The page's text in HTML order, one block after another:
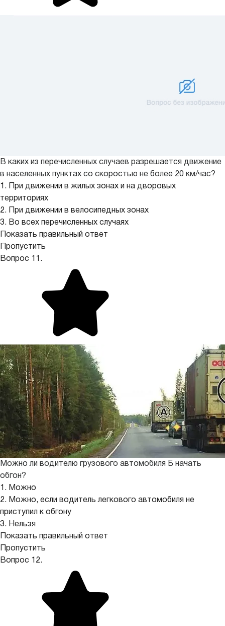
В каких из перечисленных случаев разрешается движение
в населенных пунктах со скоростью не более 20 км/час?
1. При движении в жилых зонах и на дворовых
территориях
2. При движении в велосипедных зонах
3. Во всех перечисленных случаях
Показать правильный ответ
Пропустить
Вопрос 11.
Можно ли водителю грузового автомобиля Б начать
обгон?
1. Можно
2. Можно, если водитель легкового автомобиля не
приступил к обгону
3. Нельзя
Показать правильный ответ
Пропустить
Вопрос 12.